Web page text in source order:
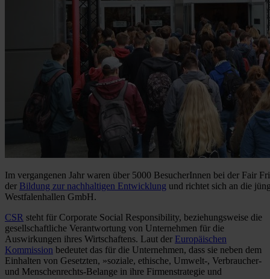
Im vergangenen Jahr waren über 5000 BesucherInnen bei der Fair
der Bildung zur nachhaltigen Entwicklung und richtet sich an die
Westfalenhallen GmbH.
CSR steht für Corporate Social Responsibility, beziehungsweise die
gesellschaftliche Verantwortung von Unternehmen für die
Auswirkungen ihres Wirtschaftens. Laut der Europäischen
Kommission bedeutet das für die Unternehmen, dass sie neben dem
Einhalten von Gesetzten, »soziale, ethische, Umwelt-, Verbraucher-
und Menschenrechts-Belange in ihre Firmenstrategie und